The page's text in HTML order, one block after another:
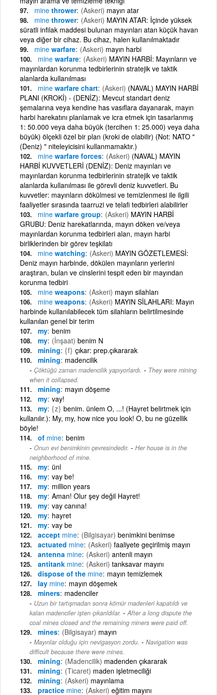
mine thrower (Askeri) mayın atar
mine thrower (Askeri) MAYIN ATAR: İçinde yüksek
süratli infilak maddesi bulunan mayınları atan küçük havan
veya diğer bir cihaz. Bu cihaz, halen kullanılmaktadır
mine warfare (Askeri) mayın harbi
mine warfare (Askeri) MAYIN HARBİ: Mayınların ve
mayınlardan korunma tedbirlerinin stratejik ve taktik
alanlarda kullanılması
mine warfare chart (Askeri) (NAVAL) MAYIN HARBİ
PLANI (KROKİ) - (DENİZ): Mevcut standart deniz
şemalarına veya kendine has vasıflara dayanarak, mayın
harbi harekatını planlamak ve icra etmek için tasarlanmış
1: 50.000 veya daha büyük (tercihen 1: 25.000) veya daha
büyük) ölçekli özel bir plan (kroki de olabilir) (Not: NATO "
(Deniz) " niteleyicisini kullanmamaktır.)
mine warfare forces (Askeri) (NAVAL) MAYIN
HARBİ KUVVETLERİ (DENİZ): Deniz mayınları ve
mayınlardan korunma tedbirlerinin stratejik ve taktik
alanlarda kullanılması ile görevli deniz kuvvetleri. Bu
kuvvetler: mayınların dökülmesi ve temizlenmesi ile ilgili
faaliyetler sırasında taarruzi ve telafi tedbirleri alabilirler
mine warfare group (Askeri) MAYIN HARBİ
GRUBU: Deniz harekatlarında, mayın döken ve/veya
mayınlardan korunma tedbirleri alan, mayın harbi
birliklerinden bir görev teşkilatı
mine watching (Askeri) MAYIN GÖZETLEMESİ:
Deniz mayın harbinde, dökülen mayınların yerlerini
araştıran, bulan ve cinslerini tespit eden bir mayından
korunma tedbiri
mine weapons (Askeri) mayın silahları
mine weapons (Askeri) MAYIN SİLAHLARI: Mayın
harbinde kullanılabilecek tüm silahların belirtilmesinde
kullanılan genel bir terim
my benim
my (İnşaat) benim N
mining {f} çıkar: prep.çıkararak
mining madencilik
Çöktüğü zaman madencilik yapıyorlardı. - They were mining
when it collapsed.
mining mayın döşeme
my vay!
my {z} benim. ünlem O, ...! (Hayret belirtmek için
kullanılır.): My, my, how nice you look! O, bu ne güzellik
böyle!
of mine benim
Onun evi benimkinin çevresindedir. - Her house is in the
neighborhood of mine.
my ünl
my vay be!
my million years
my Aman! Olur şey değil Hayret!
my vay canına!
my hayret
my vay be
accept mine (Bilgisayar) benimkini benimse
actuated mine (Askeri) faaliyete geçirilmiş mayın
antenna mine (Askeri) antenli mayın
antitank mine (Askeri) tanksavar mayını
dispose of the mine mayın temizlemek
lay mine mayın döşemek
miners madenciler
Uzun bir tartışmadan sonra kömür madenleri kapatıldı ve
kalan madenciler işten çıkarıldılar. - After a long dispute the
coal mines closed and the remaining miners were paid off.
mines (Bilgisayar) mayın
Mayınlar olduğu için nevigasyon zordu. - Navigation was
difficult because there were mines.
mining (Madencilik) madenden çıkararak
mining (Ticaret) maden işletmeciliği
mining (Askeri) mayınlama
practice mine (Askeri) eğitim mayını